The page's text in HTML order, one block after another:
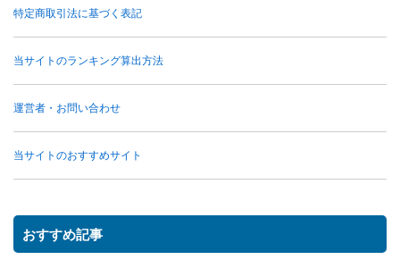
特定商取引法に基づく表記
当サイトのランキング算出方法
運営者・お問い合わせ
当サイトのおすすめサイト
おすすめ記事